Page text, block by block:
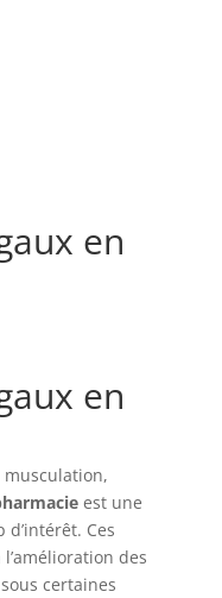
en
en
est une
Ces
des
certaines